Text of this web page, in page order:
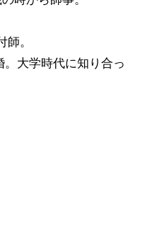
。
大学時代に知り合っ